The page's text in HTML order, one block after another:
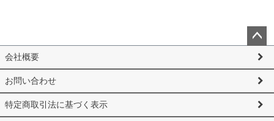
ペー
ップ
へ
会社概要
お問い合わせ
特定商取引法に基づく表示